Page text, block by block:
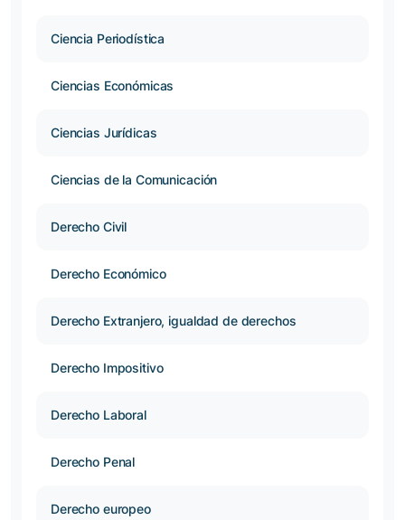
Ciencia Periodística
Ciencias Económicas
Ciencias Jurídicas
Ciencias de la Comunicación
Derecho Civil
Derecho Económico
Derecho Extranjero, igualdad de derechos
Derecho Impositivo
Derecho Laboral
Derecho Penal
Derecho europeo